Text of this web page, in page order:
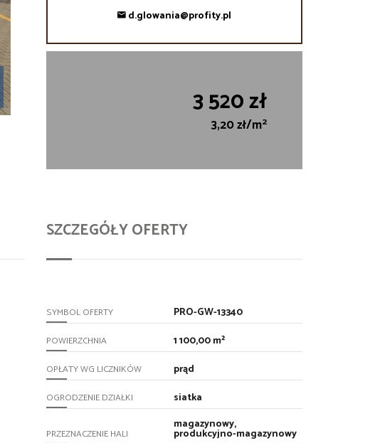
d.glowania@profity.pl
3 520 zł
3,20 zł/m2
SZCZEGÓŁY OFERTY
SYMBOL OFERTY PRO-GW-13340
POWIERZCHNIA 1 100,00 m²
OPŁATY WG LICZNIKÓW prąd
OGRODZENIE DZIAŁKI siatka
PRZEZNACZENIE HALI
magazynowy,
produkcyjno-magazynowy